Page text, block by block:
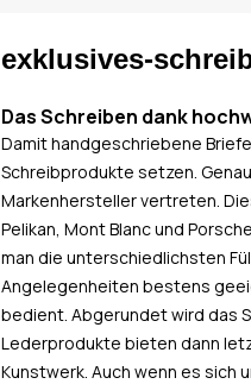
exklusives-
Das Schreiben dank
Damit handgeschriebene
Schreibprodukte setzen.
Markenhersteller vertreten.
Pelikan, Mont Blanc und
man die unterschiedlichsten
Angelegenheiten bestens
bedient. Abgerundet wird das
Lederprodukte bieten dann
Kunstwerk. Auch wenn es sich